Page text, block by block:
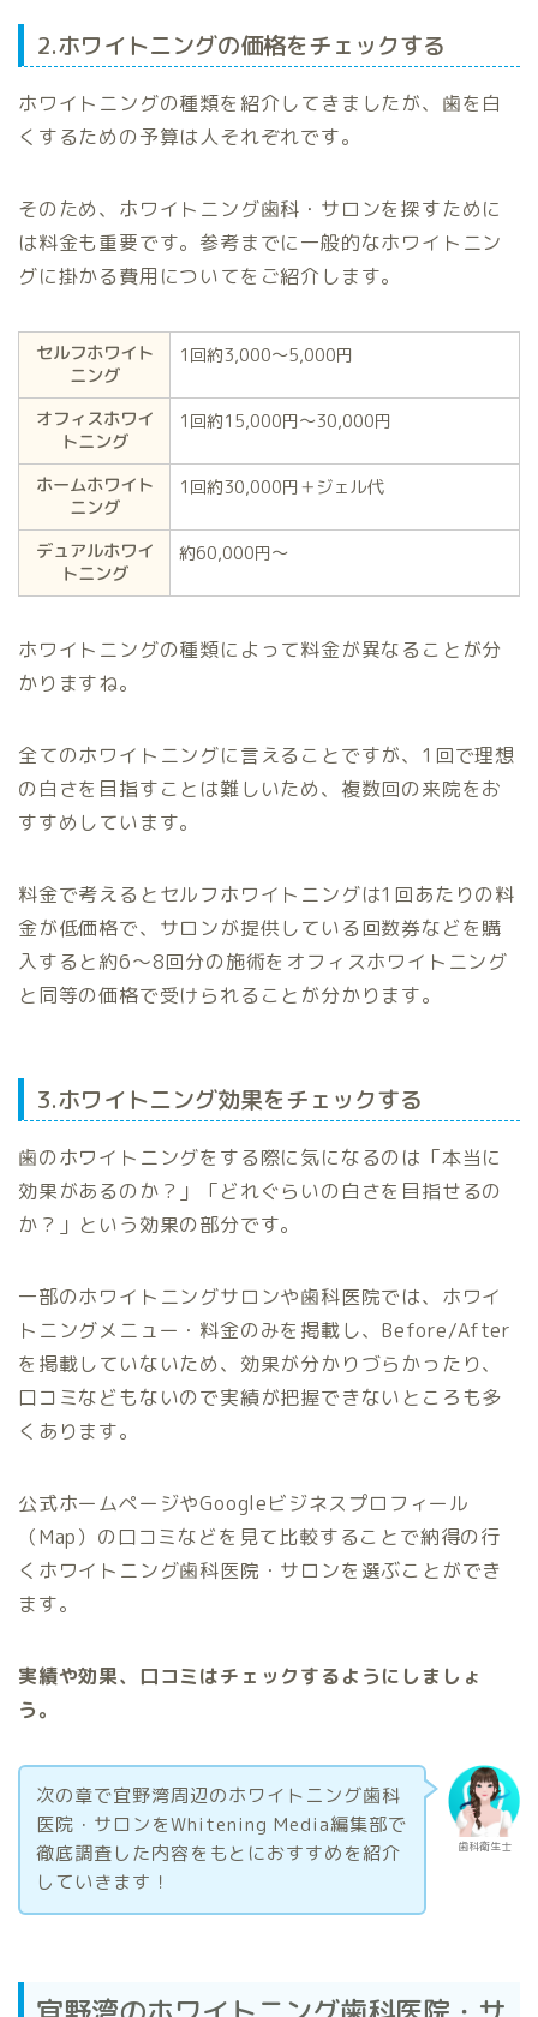
2.ホワイトニングの価格をチェックする
ホワイトニングの種類を紹介してきましたが、歯を白
くするための予算は人それぞれです。
そのため、ホワイトニング歯科・サロンを探すために
は料金も重要です。参考までに一般的なホワイトニン
グに掛かる費用についてをご紹介します。
セルフホワイト
ニング
1回約3,000〜5,000円
オフィスホワイ
トニング
1回約15,000円〜30,000円
ホームホワイト
ニング
1回約30,000円＋ジェル代
デュアルホワイ
トニング
約60,000円〜
ホワイトニングの種類によって料金が異なることが分
かりますね。
全てのホワイトニングに言えることですが、1回で理想
の白さを目指すことは難しいため、複数回の来院をお
すすめしています。
料金で考えるとセルフホワイトニングは1回あたりの料
金が低価格で、サロンが提供している回数券などを購
入すると約6〜8回分の施術をオフィスホワイトニング
と同等の価格で受けられることが分かります。
3.ホワイトニング効果をチェックする
歯のホワイトニングをする際に気になるのは「本当に
効果があるのか？」「どれぐらいの白さを目指せるの
か？」という効果の部分です。
一部のホワイトニングサロンや歯科医院では、ホワイ
トニングメニュー・料金のみを掲載し、Before/After
を掲載していないため、効果が分かりづらかったり、
口コミなどもないので実績が把握できないところも多
くあります。
公式ホームページやGoogleビジネスプロフィール
（Map）の口コミなどを見て比較することで納得の行
くホワイトニング歯科医院・サロンを選ぶことができ
ます。
実績や効果、口コミはチェックするようにしましょ
う。
歯科衛生士
次の章で宜野湾周辺のホワイトニング歯科
医院・サロンをWhitening Media編集部で
徹底調査した内容をもとにおすすめを紹介
していきます！